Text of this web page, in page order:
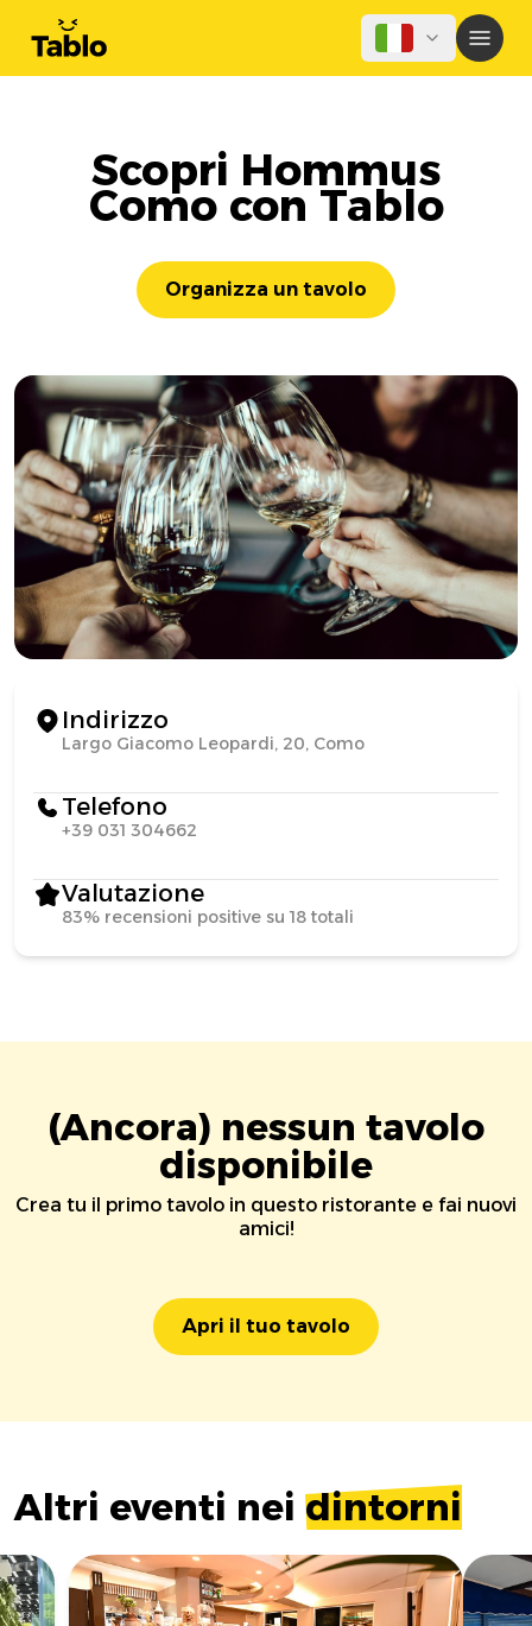
Scopri Hommus
Como con Tablo
Organizza un tavolo
Indirizzo
Largo Giacomo Leopardi, 20, Como
Telefono
+39 031 304662
Valutazione
83% recensioni positive su 18 totali
(Ancora) nessun tavolo
disponibile
Crea tu il primo tavolo in questo ristorante e fai nuovi
amici!
Apri il tuo tavolo
Altri eventi nei dintorni